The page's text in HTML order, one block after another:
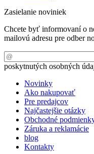
Zasielanie noviniek
Chcete byť informovaní o
mailovú adresu pre odber
poskytnutých osobných
Novinky
Ako nakupovať
Pre predajcov
Najčastejšie otázky
Obchodné
Záruka a reklamácie
blog
Kontakty